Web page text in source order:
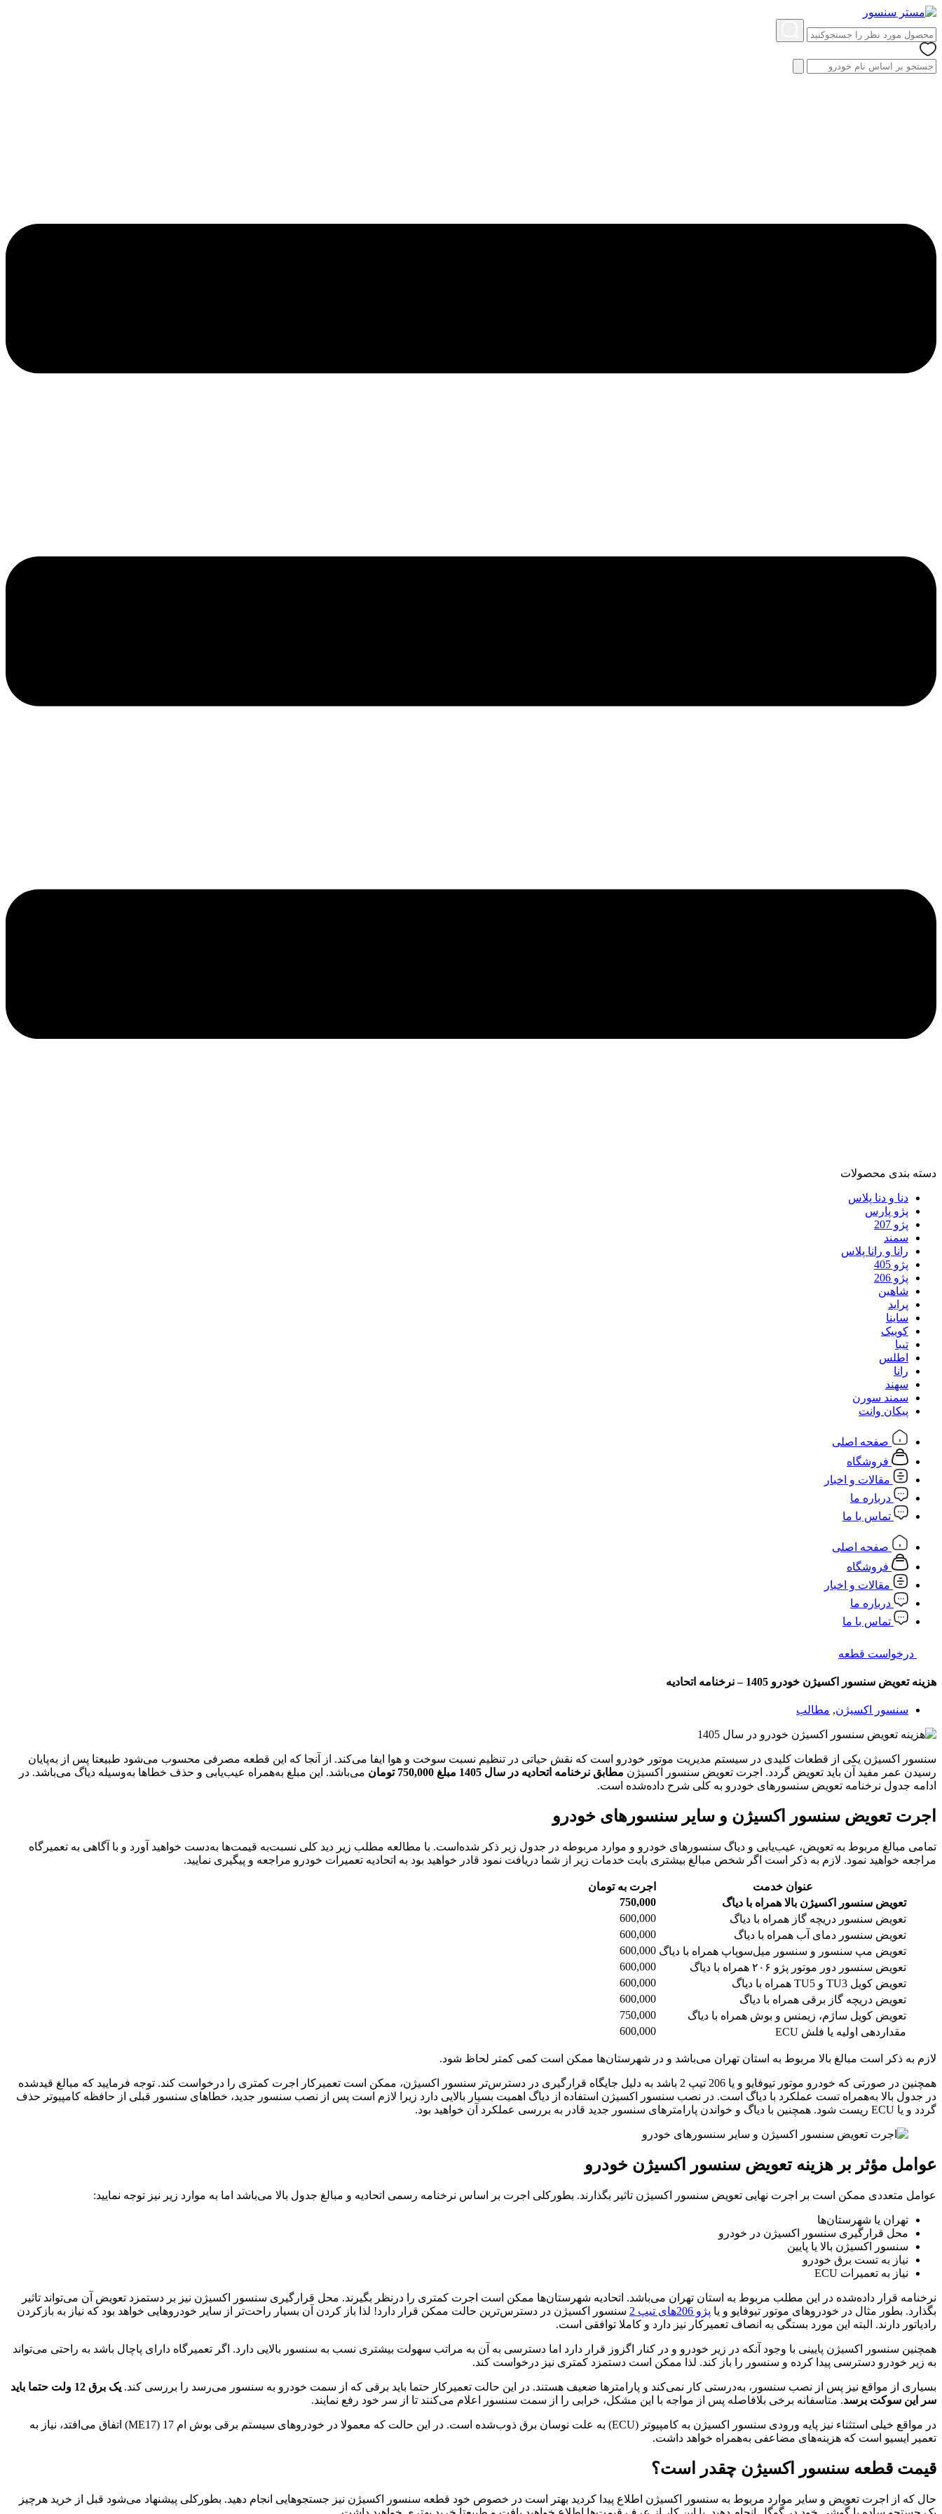
دسته‌ بندی محصولات
دنا و دنا پلاس
پژو پارس
پژو 207
سمند
رانا و رانا پلاس
پژو 405
پژو 206
شاهین
پراید
ساینا
کوییک
تیبا
اطلس
رانا
سهند
سمند سورن
پیکان وانت
صفحه اصلی
فروشگاه
مقالات و اخبار
درباره ما
تماس با ما
صفحه اصلی
فروشگاه
مقالات و اخبار
درباره ما
تماس با ما
درخواست قطعه
هزینه تعویض سنسور اکسیژن خودرو 1405 – نرخنامه اتحادیه
سنسور اکسیژن, مطالب
سنسور اکسیژن یکی از قطعات کلیدی در سیستم مدیریت موتور خودرو است که نقش حیاتی در تنظیم نسبت سوخت و هوا ایفا می‌کند. از آنجا که این قطعه مصرفی محسوب می‌شود طبیعتا پس از به‌پایان
رسیدن عمر مفید آن باید تعویض گردد. اجرت تعویض سنسور اکسیژن مطابق نرخنامه اتحادیه در سال 1405 مبلغ 750,000 تومان
می‌باشد. این مبلغ به‌همراه عیب‌یابی و حذف خطاها به‌وسیله دیاگ می‌باشد. در
ادامه جدول نرخنامه تعویض سنسورهای خودرو به کلی شرح داده‌شده است.
اجرت تعویض سنسور اکسیژن و سایر سنسورهای خودرو
تمامی مبالغ مربوط به تعویض، عیب‌یابی و دیاگ سنسورهای خودرو و موارد مربوطه در جدول زیر ذکر شده‌است. با مطالعه مطلب زیر دید کلی نسبت‌به قیمت‌ها به‌دست خواهید آورد و با آگاهی به تعمیرگاه
مراجعه خواهید نمود. لازم به ذکر است اگر شخص مبالغ بیشتری بابت خدمات زیر از شما دریافت نمود قادر خواهید بود به اتحادیه تعمیرات خودرو مراجعه و پیگیری نمایید.
عنوان خدمت
اجرت به تومان
تعویض سنسور اکسیژن بالا همراه با دیاگ
750,000
تعویض سنسور دریچه گاز همراه با دیاگ
600,000
تعویض سنسور دمای آب همراه با دیاگ
600,000
تعویض مپ سنسور و سنسور میل‌سوپاپ همراه با دیاگ 600,000
تعویض سنسور دور موتور پژو ۲۰۶ همراه با دیاگ
600,000
تعویض کویل TU3 و TU5 همراه با دیاگ
600,000
تعویض دریچه گاز برقی همراه با دیاگ
600,000
تعویض کویل ساژم، زیمنس و بوش همراه با دیاگ
750,000
مقداردهی اولیه یا فلش ECU
600,000
لازم به ذکر است مبالغ بالا مربوط به استان تهران می‌باشد و در شهرستان‌ها ممکن است کمی کمتر لحاظ شود.
همچنین در صورتی که خودرو موتور تیوفایو و یا 206 تیپ 2 باشد به دلیل جایگاه قرارگیری در دسترس‌تر سنسور اکسیژن، ممکن است تعمیرکار اجرت کمتری را درخواست کند. توجه فرمایید که مبالغ قیدشده
در جدول بالا به‌همراه تست عملکرد با دیاگ است. در نصب سنسور اکسیژن استفاده از دیاگ اهمیت بسیار بالایی دارد زیرا لازم است پس از نصب سنسور جدید، خطاهای سنسور قبلی از حافظه کامپیوتر حذف
گردد و یا ECU ریست شود. همچنین با دیاگ و خواندن پارامترهای سنسور جدید قادر به بررسی عملکرد آن خواهید بود.
عوامل مؤثر بر هزینه تعویض سنسور اکسیژن خودرو
عوامل متعددی ممکن است بر اجرت نهایی تعویض سنسور اکسیژن تاثیر بگذارند. بطورکلی اجرت بر اساس نرخنامه رسمی اتحادیه و مبالغ جدول بالا می‌باشد اما به موارد زیر نیز توجه نمایید:
تهران یا شهرستان‌ها
محل قرارگیری سنسور اکسیژن در خودرو
سنسور اکسیژن بالا یا پایین
نیاز به تست برق خودرو
نیاز به تعمیرات ECU
نرخنامه قرار داده‌شده در این مطلب مربوط به استان تهران می‌باشد. اتحادیه شهرستان‌ها ممکن است اجرت کمتری را درنظر بگیرند. محل قرارگیری سنسور اکسیژن نیز بر دستمزد تعویض آن می‌تواند تاثیر
بگذارد. بطور مثال در خودروهای موتور تیوفایو و یا پژو 206های تیپ 2
سنسور اکسیژن در دسترس‌ترین حالت ممکن قرار دارد! لذا باز کردن آن بسیار راحت‌تر از سایر خودروهایی خواهد بود که نیاز به بازکردن
رادیاتور دارند. البته این مورد بستگی به انصاف تعمیرکار نیز دارد و کاملا توافقی است.
همچنین سنسور اکسیژن پایینی با وجود آنکه در زیر خودرو و در کنار اگزوز قرار دارد اما دسترسی به آن به مراتب سهولت بیشتری نسب به سنسور بالایی دارد. اگر تعمیرگاه دارای پاچال باشد به راحتی می‌تواند
به زیر خودرو دسترسی پیدا کرده و سنسور را باز کند. لذا ممکن است دستمزد کمتری نیز درخواست کند.
بسیاری از مواقع نیز پس از نصب سنسور، به‌درستی کار نمی‌کند و پارامترها ضعیف هستند. در این حالت تعمیرکار حتما باید برقی که از سمت خودرو به سنسور می‌رسد را بررسی کند.
یک برق 12 ولت حتما باید
سر این سوکت برسد. متاسفانه برخی بلافاصله پس از مواجه با این مشکل، خرابی را از سمت سنسور اعلام می‌کنند تا از سر خود رفع نمایند.
در مواقع خیلی استثناء نیز پایه ورودی سنسور اکسیژن به کامپیوتر (ECU) به علت نوسان برق ذوب‌شده است. در این حالت که معمولا در خودروهای سیستم برقی بوش ام 17 (ME17) اتفاق می‌افتد، نیاز به
تعمیر ایسیو است که هزینه‌های مضاعفی به‌همراه خواهد داشت.
قیمت قطعه سنسور اکسیژن چقدر است؟
حال که از اجرت تعویض و سایر موارد مربوط به سنسور اکسیژن اطلاع پیدا کردید بهتر است در خصوص خود قطعه سنسور اکسیژن نیز جستجوهایی انجام دهید. بطورکلی پیشنهاد می‌شود قبل از خرید هرچیز